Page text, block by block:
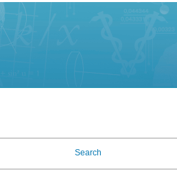
Search